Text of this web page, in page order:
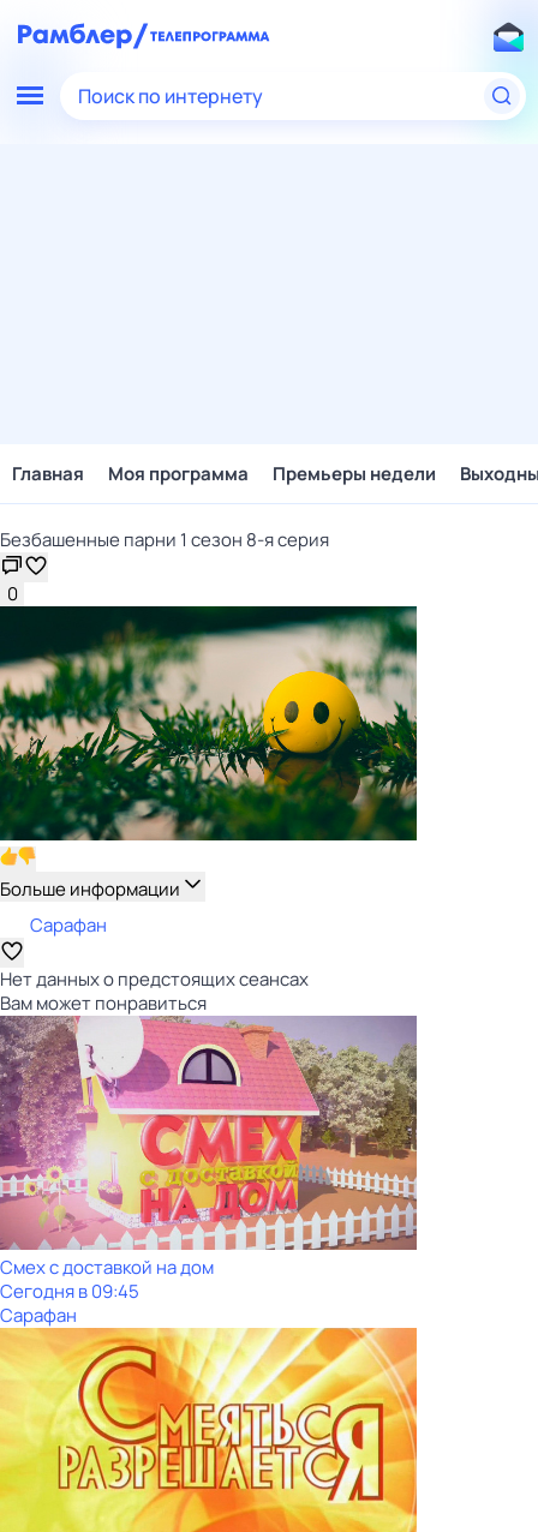
Поиск по интернету
Главная Моя программа Премьеры недели
Безбашенные парни 1 сезон 8-я серия
0
Больше информации
Сарафан
Нет данных о предстоящих сеансах
Вам может понравиться
Смех с доставкой на дом
Сегодня в 09:45
Сарафан